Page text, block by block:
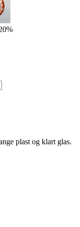
plast og klart glas.